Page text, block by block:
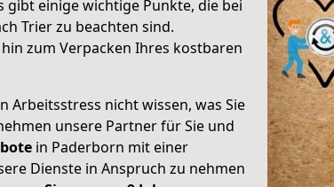
gibt einige wichtige Punkte, die bei
Trier zu beachten sind.
zum Verpacken Ihres kostbaren
Arbeitsstress nicht wissen, was Sie
unsere Partner für Sie und
in Paderborn mit einer
Dienste in Anspruch zu nehmen